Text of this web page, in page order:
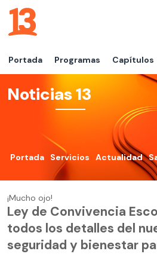
Portada Programas Capítulos
Noticias 13
Portada Servicios Actualidad
¡Mucho ojo!
Ley de Convivencia
todos los detalles del
seguridad y bienestar